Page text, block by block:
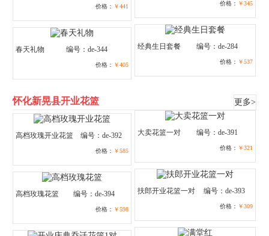
价格： ￥441 价格： ￥345
春天礼物 编号：de-344
价格： ￥405
经典生日套餐 编号：de-284
价格： ￥537
怀化新晃县开业花篮 更多>
高档玫瑰开业花篮 编号：de-392
价格： ￥585
大卖花篮一对 编号：de-391
价格： ￥321
高档玫瑰花篮 编号：de-394
价格： ￥598
扶郎开业花篮一对 编号：de-393
价格： ￥309